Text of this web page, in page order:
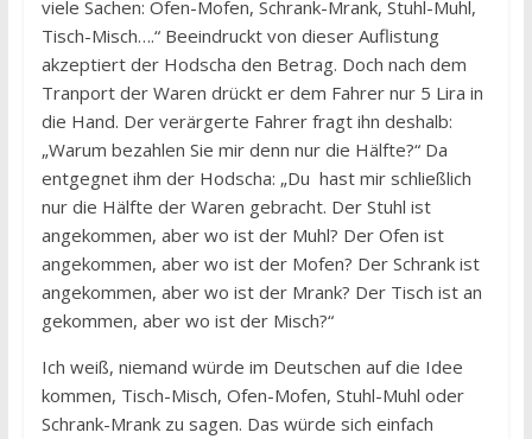
viele Sachen: Ofen-Mofen, Schrank-Mrank, Stuhl-Muhl,
Tisch-Misch….“ Beeindruckt von dieser Auflistung
akzeptiert der Hodscha den Betrag. Doch nach dem
Tranport der Waren drückt er dem Fahrer nur 5 Lira in
die Hand. Der verärgerte Fahrer fragt ihn deshalb:
„Warum bezahlen Sie mir denn nur die Hälfte?“ Da
entgegnet ihm der Hodscha: „Du hast mir schließlich
nur die Hälfte der Waren gebracht. Der Stuhl ist
angekommen, aber wo ist der Muhl? Der Ofen ist
angekommen, aber wo ist der Mofen? Der Schrank ist
angekommen, aber wo ist der Mrank? Der Tisch ist an
gekommen, aber wo ist der Misch?“
Ich weiß, niemand würde im Deutschen auf die Idee
kommen, Tisch-Misch, Ofen-Mofen, Stuhl-Muhl oder
Schrank-Mrank zu sagen. Das würde sich einfach